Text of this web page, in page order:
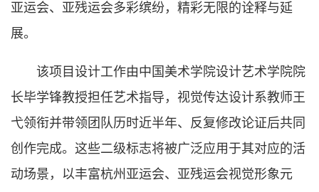
亚运会、亚残运会多彩缤纷，精彩无限的诠释与延
展。
该项目设计工作由中国美术学院设计艺术学院院
长毕学锋教授担任艺术指导，视觉传达设计系教师王
弋领衔并带领团队历时近半年、反复修改论证后共同
创作完成。这些二级标志将被广泛应用于其对应的活
动场景，以丰富杭州亚运会、亚残运会视觉形象元